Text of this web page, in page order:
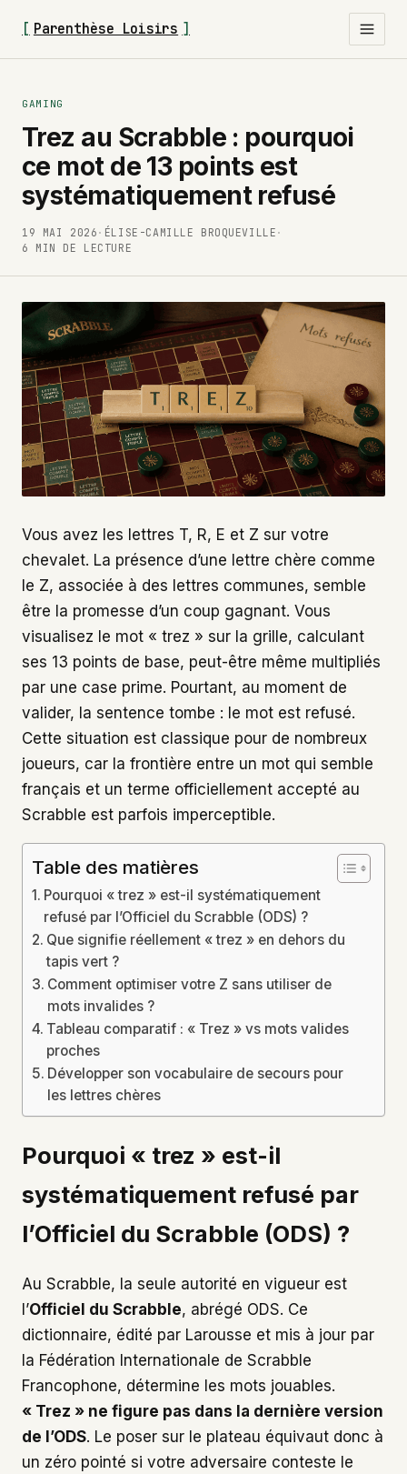
[ Parenthèse Loisirs ]
GAMING
Trez au Scrabble : pourquoi
ce mot de 13 points est
systématiquement refusé
19 MAI 2026 · ÉLISE-CAMILLE BROQUEVILLE ·
6 MIN DE LECTURE
Vous avez les lettres T, R, E et Z sur votre
chevalet. La présence d’une lettre chère comme
le Z, associée à des lettres communes, semble
être la promesse d’un coup gagnant. Vous
visualisez le mot « trez » sur la grille, calculant
ses 13 points de base, peut-être même multipliés
par une case prime. Pourtant, au moment de
valider, la sentence tombe : le mot est refusé.
Cette situation est classique pour de nombreux
joueurs, car la frontière entre un mot qui semble
français et un terme officiellement accepté au
Scrabble est parfois imperceptible.
Table des matières
Pourquoi « trez » est-il systématiquement
refusé par l’Officiel du Scrabble (ODS) ?
Que signifie réellement « trez » en dehors du
tapis vert ?
Comment optimiser votre Z sans utiliser de
mots invalides ?
Tableau comparatif : « Trez » vs mots valides
proches
Développer son vocabulaire de secours pour
les lettres chères
Pourquoi « trez » est-il
systématiquement refusé par
l’Officiel du Scrabble (ODS) ?
Au Scrabble, la seule autorité en vigueur est
l’Officiel du Scrabble, abrégé ODS. Ce
dictionnaire, édité par Larousse et mis à jour par
la Fédération Internationale de Scrabble
Francophone, détermine les mots jouables.
« Trez » ne figure pas dans la dernière version
de l’ODS. Le poser sur le plateau équivaut donc à
un zéro pointé si votre adversaire conteste le